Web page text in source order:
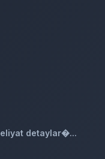
detaylar�...